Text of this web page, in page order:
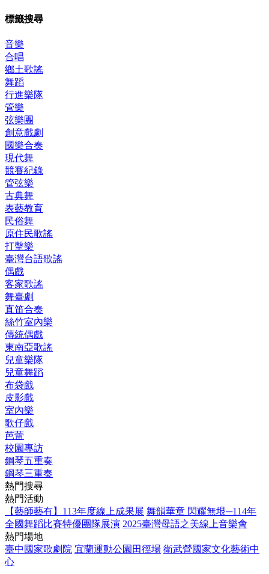
標籤搜尋
音樂
合唱
鄉土歌謠
舞蹈
行進樂隊
管樂
弦樂團
創意戲劇
國樂合奏
現代舞
競賽紀錄
管弦樂
古典舞
表藝教育
民俗舞
原住民歌謠
打擊樂
臺灣台語歌謠
偶戲
客家歌謠
舞臺劇
直笛合奏
絲竹室內樂
傳統偶戲
東南亞歌謠
兒童樂隊
兒童舞蹈
布袋戲
皮影戲
室內樂
歌仔戲
芭蕾
校園專訪
鋼琴五重奏
鋼琴三重奏
熱門搜尋
熱門活動
【藝師藝有】113年度線上成果展 舞韻華章 閃耀無垠─114年
全國舞蹈比賽特優團隊展演 2025臺灣母語之美線上音樂會
熱門場地
臺中國家歌劇院 宜蘭運動公園田徑場 衛武營國家文化藝術中
心